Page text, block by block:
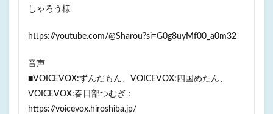
しゃろう様
https://youtube.com/@Sharou?si=G0g8uyMf00_a0m32
音声
■VOICEVOX:ずんだもん、VOICEVOX:四国めたん、
VOICEVOX:春日部つむぎ：
https://voicevox.hiroshiba.jp/